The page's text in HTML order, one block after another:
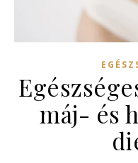
máj- és